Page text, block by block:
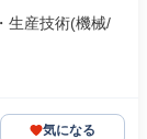
生産技術(機械/
気になる